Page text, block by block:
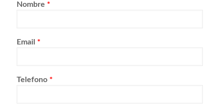
Nombre *
Email *
Telefono *